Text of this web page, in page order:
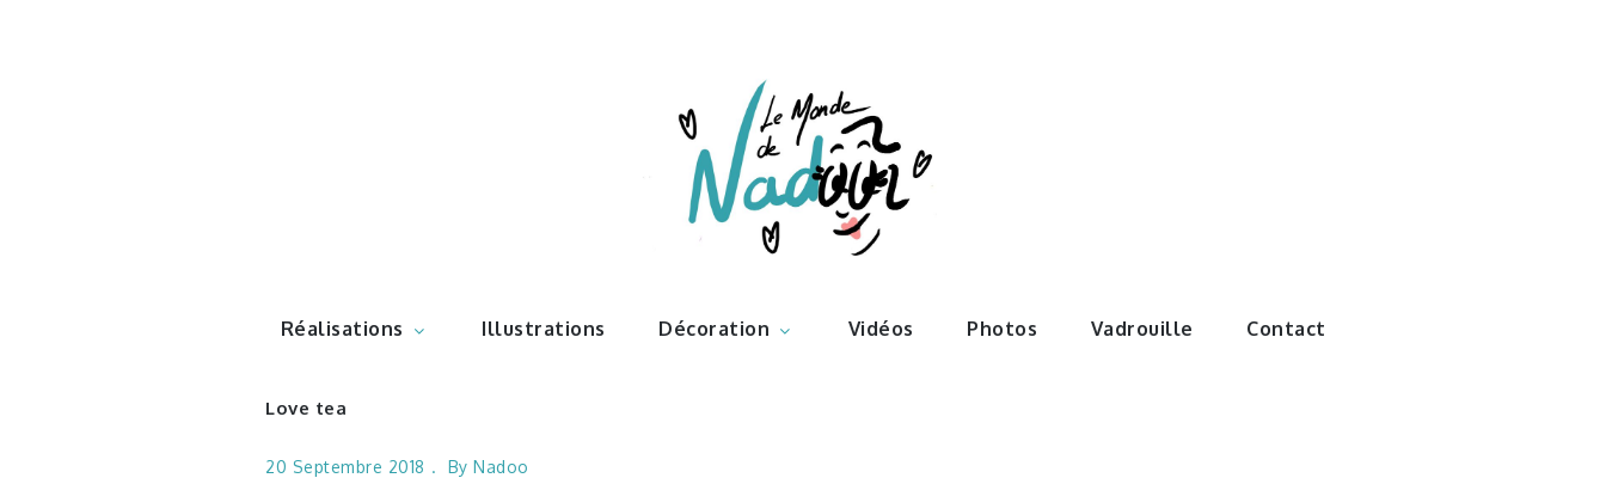
Illustrations – le monde de
Nadoo
Réalisations Illustrations Décoration Vidéos Photos Vadrouille Contact
Love tea
20 Septembre 2018 By Nadoo